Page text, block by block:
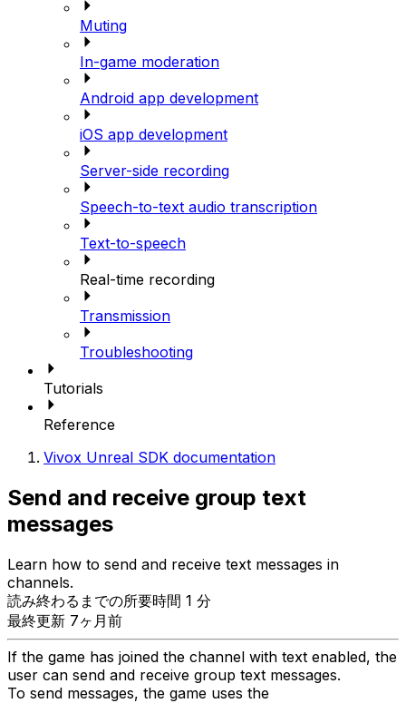
Muting
In-game moderation
Android app development
iOS app development
Server-side recording
Speech-to-text audio transcription
Text-to-speech
Real-time recording
Transmission
Troubleshooting
Tutorials
Reference
Vivox Unreal SDK documentation
Send and receive group text
messages
Learn how to send and receive text messages in
channels.
読み終わるまでの所要時間 1 分
最終更新 7ヶ月前
If the game has joined the channel with text enabled, the
user can send and receive group text messages.
To send messages, the game uses the